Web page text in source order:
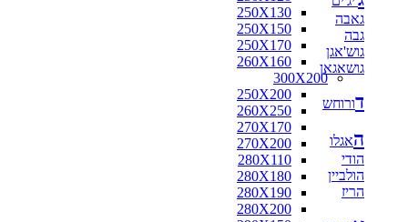
250X130
250X150
250X170
260X160
300X200
250X200
260X250
270X170
270X200
280X110
280X180
280X190
280X200
גאבה
גבה
גוש'אגן
גושאגאן
דורוחש
האגלו
הודי
הולביין
הריז